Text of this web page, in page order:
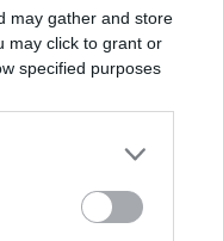
may gather and store
may click to grant or
specified purposes